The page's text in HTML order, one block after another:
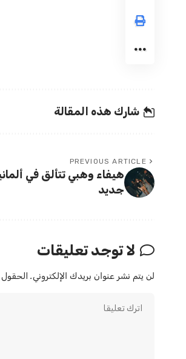
شارك هذه المقالة
PREVIOUS ARTICLE
هيفاء وهبي تتألق في
جديد
لا توجد تعليقات
لن يتم نشر عنوان بريدك الإلكتروني. الحقول